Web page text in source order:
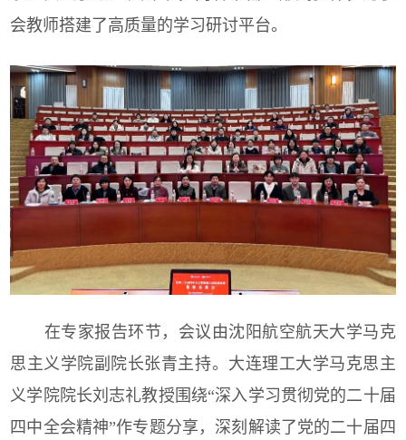
会教师搭建了高质量的学习研讨平台。
在专家报告环节，会议由沈阳航空航天大学马克
思主义学院副院长张青主持。大连理工大学马克思主
义学院院长刘志礼教授围绕“深入学习贯彻党的二十届
四中全会精神”作专题分享，深刻解读了党的二十届四